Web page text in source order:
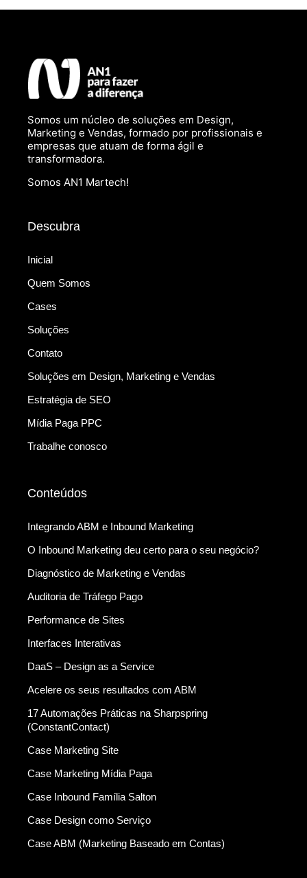
Somos um núcleo de soluções em Design,
Marketing e Vendas, formado por profissionais e
empresas que atuam de forma ágil e
transformadora.
Somos AN1 Martech!
Descubra
Inicial
Quem Somos
Cases
Soluções
Contato
Soluções em Design, Marketing e Vendas
Estratégia de SEO
Mídia Paga PPC
Trabalhe conosco
Conteúdos
Integrando ABM e Inbound Marketing
O Inbound Marketing deu certo para o seu negócio?
Diagnóstico de Marketing e Vendas
Auditoria de Tráfego Pago
Performance de Sites
Interfaces Interativas
DaaS – Design as a Service
Acelere os seus resultados com ABM
17 Automações Práticas na Sharpspring
(ConstantContact)
Case Marketing Site
Case Marketing Mídia Paga
Case Inbound Família Salton
Case Design como Serviço
Case ABM (Marketing Baseado em Contas)